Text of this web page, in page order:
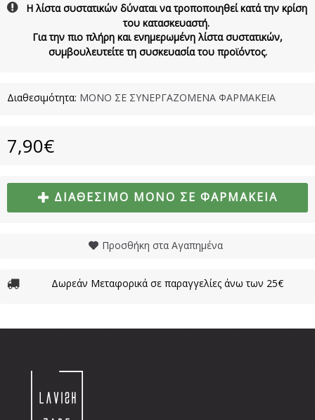
Η λίστα συστατικών δύναται να τροποποιηθεί κατά την κρίση
του κατασκευαστή.
Για την πιο πλήρη και ενημερωμένη λίστα συστατικών,
συμβουλευτείτε τη συσκευασία του προϊόντος.
Διαθεσιμότητα: ΜΟΝΟ ΣΕ ΣΥΝΕΡΓΑΖΟΜΕΝΑ ΦΑΡΜΑΚΕΙΑ
7,90€
ΔΙΑΘΈΣΙΜΟ ΜΌΝΟ ΣΕ ΦΑΡΜΑΚΕΊΑ
Προσθήκη στα Αγαπημένα
Δωρεάν Μεταφορικά σε παραγγελίες άνω των 25€